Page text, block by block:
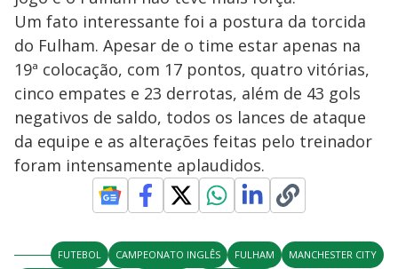
Um fato interessante foi a postura da torcida
do Fulham. Apesar de o time estar apenas na
19ª colocação, com 17 pontos, quatro vitórias,
cinco empates e 23 derrotas, além de 43 gols
negativos de saldo, todos os lances de ataque
da equipe e as alterações feitas pelo treinador
foram intensamente aplaudidos.
FUTEBOL CAMPEONATO INGLÊS FULHAM MANCHESTER CITY